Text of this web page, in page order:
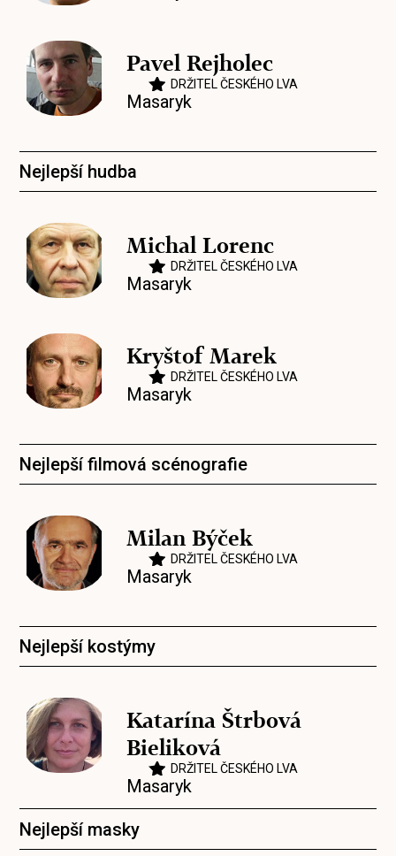
Pavel Rejholec
DRŽITEL ČESKÉHO LVA
Masaryk
Nejlepší hudba
Michal Lorenc
DRŽITEL ČESKÉHO LVA
Masaryk
Kryštof Marek
DRŽITEL ČESKÉHO LVA
Masaryk
Nejlepší filmová scénografie
Milan Býček
DRŽITEL ČESKÉHO LVA
Masaryk
Nejlepší kostýmy
Katarína Štrbová
Bieliková
DRŽITEL ČESKÉHO LVA
Masaryk
Nejlepší masky